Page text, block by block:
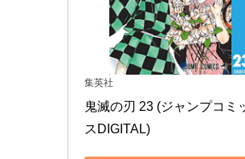
集英社
鬼滅の刃 23 (ジャンプコミ
スDIGITAL)